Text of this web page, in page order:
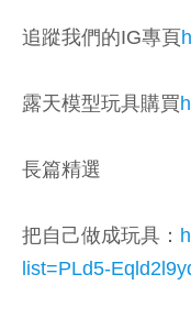
追蹤我們的IG專頁
露天模型玩具購買
長篇精選
把自己做成玩具：
list=PLd5-